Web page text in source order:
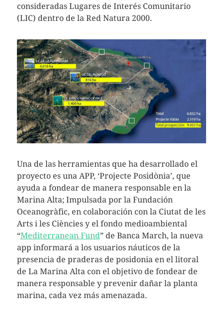
consideradas Lugares de Interés Comunitario
(LIC) dentro de la Red Natura 2000.
Una de las herramientas que ha desarrollado el
proyecto es una APP, ‘Projecte Posidònia’, que
ayuda a fondear de manera responsable en la
Marina Alta; Impulsada por la Fundación
Oceanogràfic, en colaboración con la Ciutat de les
Arts i les Ciències y el fondo medioambiental
“Mediterranean Fund” de Banca March, la nueva
app informará a los usuarios náuticos de la
presencia de praderas de posidonia en el litoral
de La Marina Alta con el objetivo de fondear de
manera responsable y prevenir dañar la planta
marina, cada vez más amenazada.